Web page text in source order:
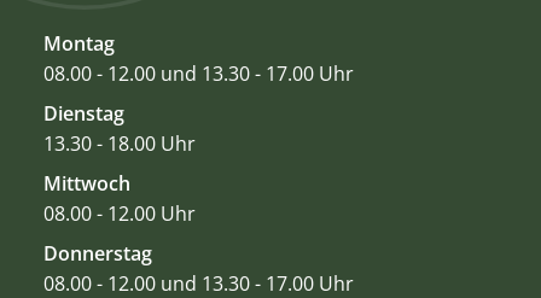
Montag
08.00 - 12.00 und 13.30 - 17.00 Uhr
Dienstag
13.30 - 18.00 Uhr
Mittwoch
08.00 - 12.00 Uhr
Donnerstag
08.00 - 12.00 und 13.30 - 17.00 Uhr